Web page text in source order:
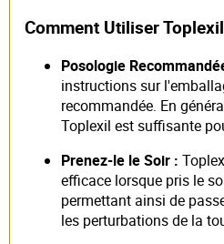
Comment Utiliser Toplexil
Posologie
instructions sur
recommandée. En
Toplexil est suffisante
Prenez-le le Soir :
efficace lorsque pris le
permettant ainsi de
les perturbations de la